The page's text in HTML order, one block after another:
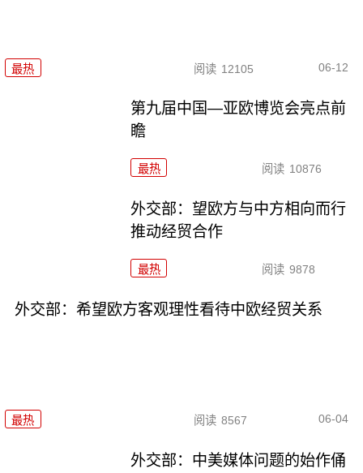
最热 阅读 12105 06-12
第九届中国—亚欧博览会亮点前
瞻
最热 阅读 10876
外交部：望欧方与中方相向而行
推动经贸合作
最热 阅读 9878
外交部：希望欧方客观理性看待中欧经贸关系
最热 阅读 8567 06-04
外交部：中美媒体问题的始作俑